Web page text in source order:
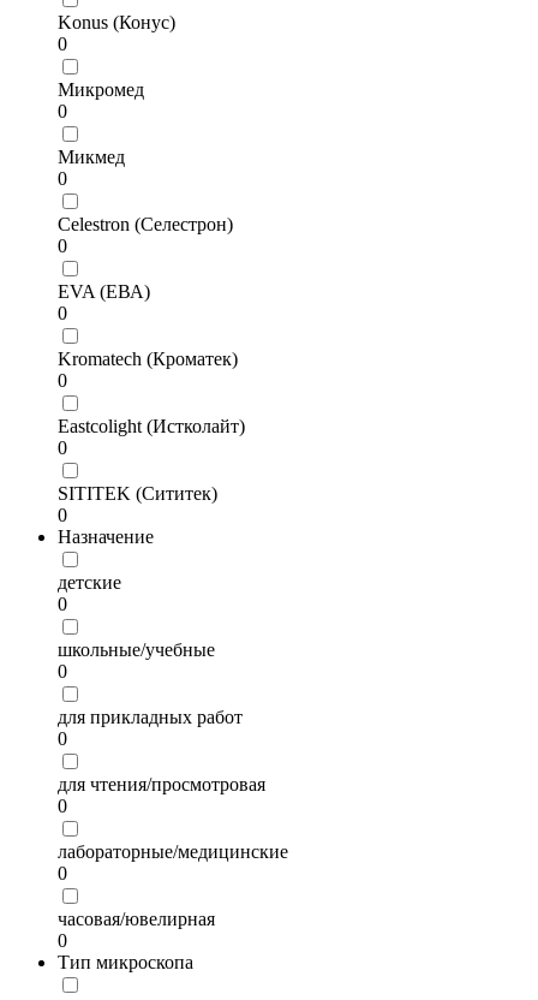
Konus (Конус)
0
Микромед
0
Микмед
0
Celestron (Селестрон)
0
EVA (ЕВА)
0
Kromatech (Кроматек)
0
Eastcolight (Истколайт)
0
SITITEK (Сититек)
0
Назначение
детские
0
школьные/учебные
0
для прикладных работ
0
для чтения/просмотровая
0
лабораторные/медицинские
0
часовая/ювелирная
0
Тип микроскопа